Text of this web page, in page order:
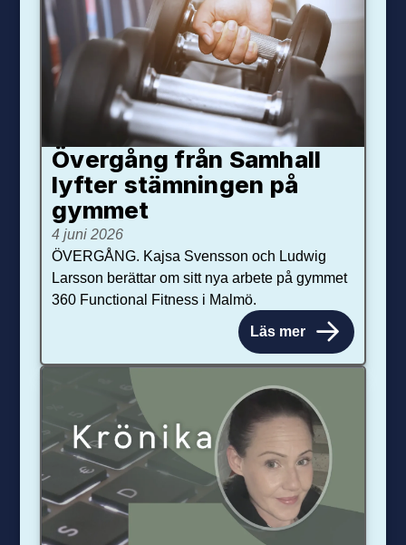
Övergång från Samhall
lyfter stämningen på
gymmet
4 juni 2026
ÖVERGÅNG. Kajsa Svensson och Ludwig
Larsson berättar om sitt nya arbete på gymmet
360 Functional Fitness i Malmö.
Läs mer